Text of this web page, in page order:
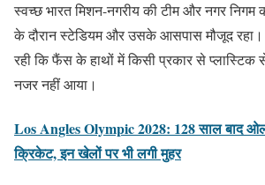
स्वच्छ भारत मिशन-नगरीय की टीम और नगर निगम
के दौरान स्टेडियम और उसके आसपास मौजूद
रही कि फैंस के हाथों में किसी प्रकार से प्लास्टिक
नजर नहीं आया।
Los Angles Olympic 2028: 128 साल बाद
क्रिकेट, इन खेलों पर भी लगी मुहर